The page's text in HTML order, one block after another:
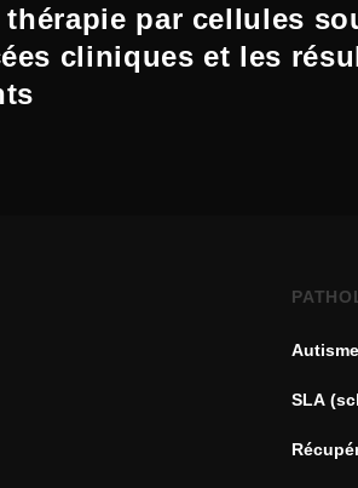
thérapie par cellules
cliniques et les
Autisme
SLA